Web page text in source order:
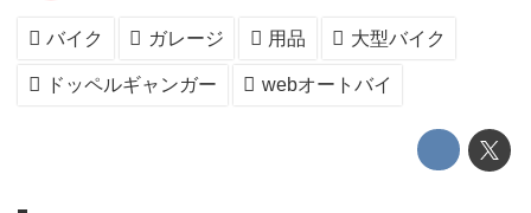
バイク ガレージ 用品 大型バイク
ドッペルギャンガー webオートバイ